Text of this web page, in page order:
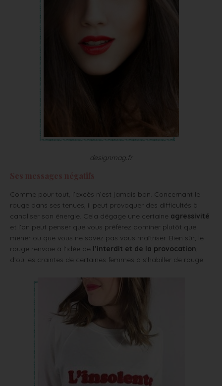
designmag.fr
Comme pour tout, l’excès n’est jamais bon. Concernant le
rouge dans ses tenues, il peut provoquer des difficultés à
canaliser son énergie. Cela dégage une certaine agressivité
et l’on peut penser que vous préférez dominer plutôt que
mener ou que vous ne savez pas vous maîtriser. Bien sûr, le
rouge renvoie à l’idée de l’interdit et de la provocation
d’où les craintes de certaines femmes à s’habiller de rouge.